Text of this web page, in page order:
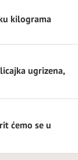
kilograma
ugrizena,
ćemo se u